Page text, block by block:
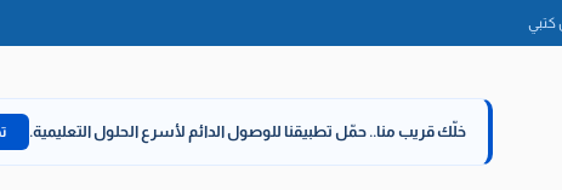
كتبي
خلّك قريب منا.. حمّل تطبيقنا للوصول الدائم لأسرع الحلول التعليمية.